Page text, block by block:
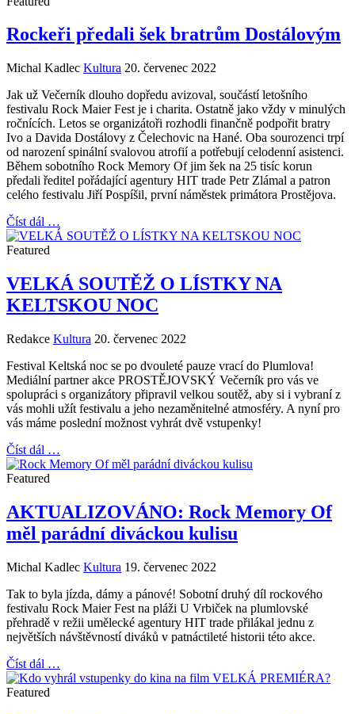
Rockeři předali šek bratrům Dostálovým
Michal Kadlec Kultura 20. červenec 2022
Jak už Večerník dlouho dopředu avizoval, součástí letošního
festivalu Rock Maier Fest je i charita. Ostatně jako vždy v minulých
ročnících. Letos se organizátoři rozhodli finančně podpořit bratry
Ivo a Davida Dostálovy z Čelechovic na Hané. Oba sourozenci trpí
od narození spinální svalovou atrofií a potřebují celodenní asistenci.
Během sobotního Rock Memory Of jim šek na 25 tisíc korun
předali ředitel pořádající agentury HIT trade Petr Zlámal a patron
celého festivalu Jiří Pospíšil, první náměstek primátora Prostějova.
Číst dál …
Featured
VELKÁ SOUTĚŽ O LÍSTKY NA
KELTSKOU NOC
Redakce Kultura 20. červenec 2022
Festival Keltská noc se po dvouleté pauze vrací do Plumlova!
Mediální partner akce PROSTĚJOVSKÝ Večerník pro vás ve
spolupráci s organizátory připravil velkou soutěž, aby si i vybraní z
vás mohli užít festivalu a jeho nezaměnitelné atmosféry. A nyní pro
vás máme poslední možnost vyhrát dvě vstupenky!
Číst dál …
Featured
AKTUALIZOVÁNO: Rock Memory Of
měl parádní diváckou kulisu
Michal Kadlec Kultura 19. červenec 2022
Tak to byla jízda, dámy a pánové! Sobotní druhý díl rockového
festivalu Rock Maier Fest na pláži U Vrbiček na plumlovské
přehradě v režii umělecké agentury HIT trade přilákal jednu z
největších návštěvností diváků v patnáctileté historii této akce.
Číst dál …
Featured